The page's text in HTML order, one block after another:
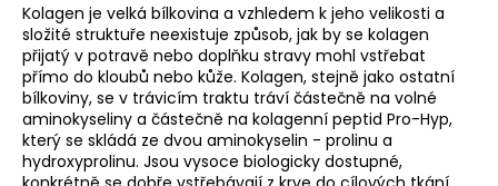
Kolagen je velká bílkovina a vzhledem k jeho velikosti a
složité struktuře neexistuje způsob, jak by se kolagen
přijatý v potravě nebo doplňku stravy mohl vstřebat
přímo do kloubů nebo kůže. Kolagen, stejně jako ostatní
bílkoviny, se v trávicím traktu tráví částečně na volné
aminokyseliny a částečně na kolagenní peptid Pro-Hyp,
který se skládá ze dvou aminokyselin - prolinu a
hydroxyprolinu. Jsou vysoce biologicky dostupné,